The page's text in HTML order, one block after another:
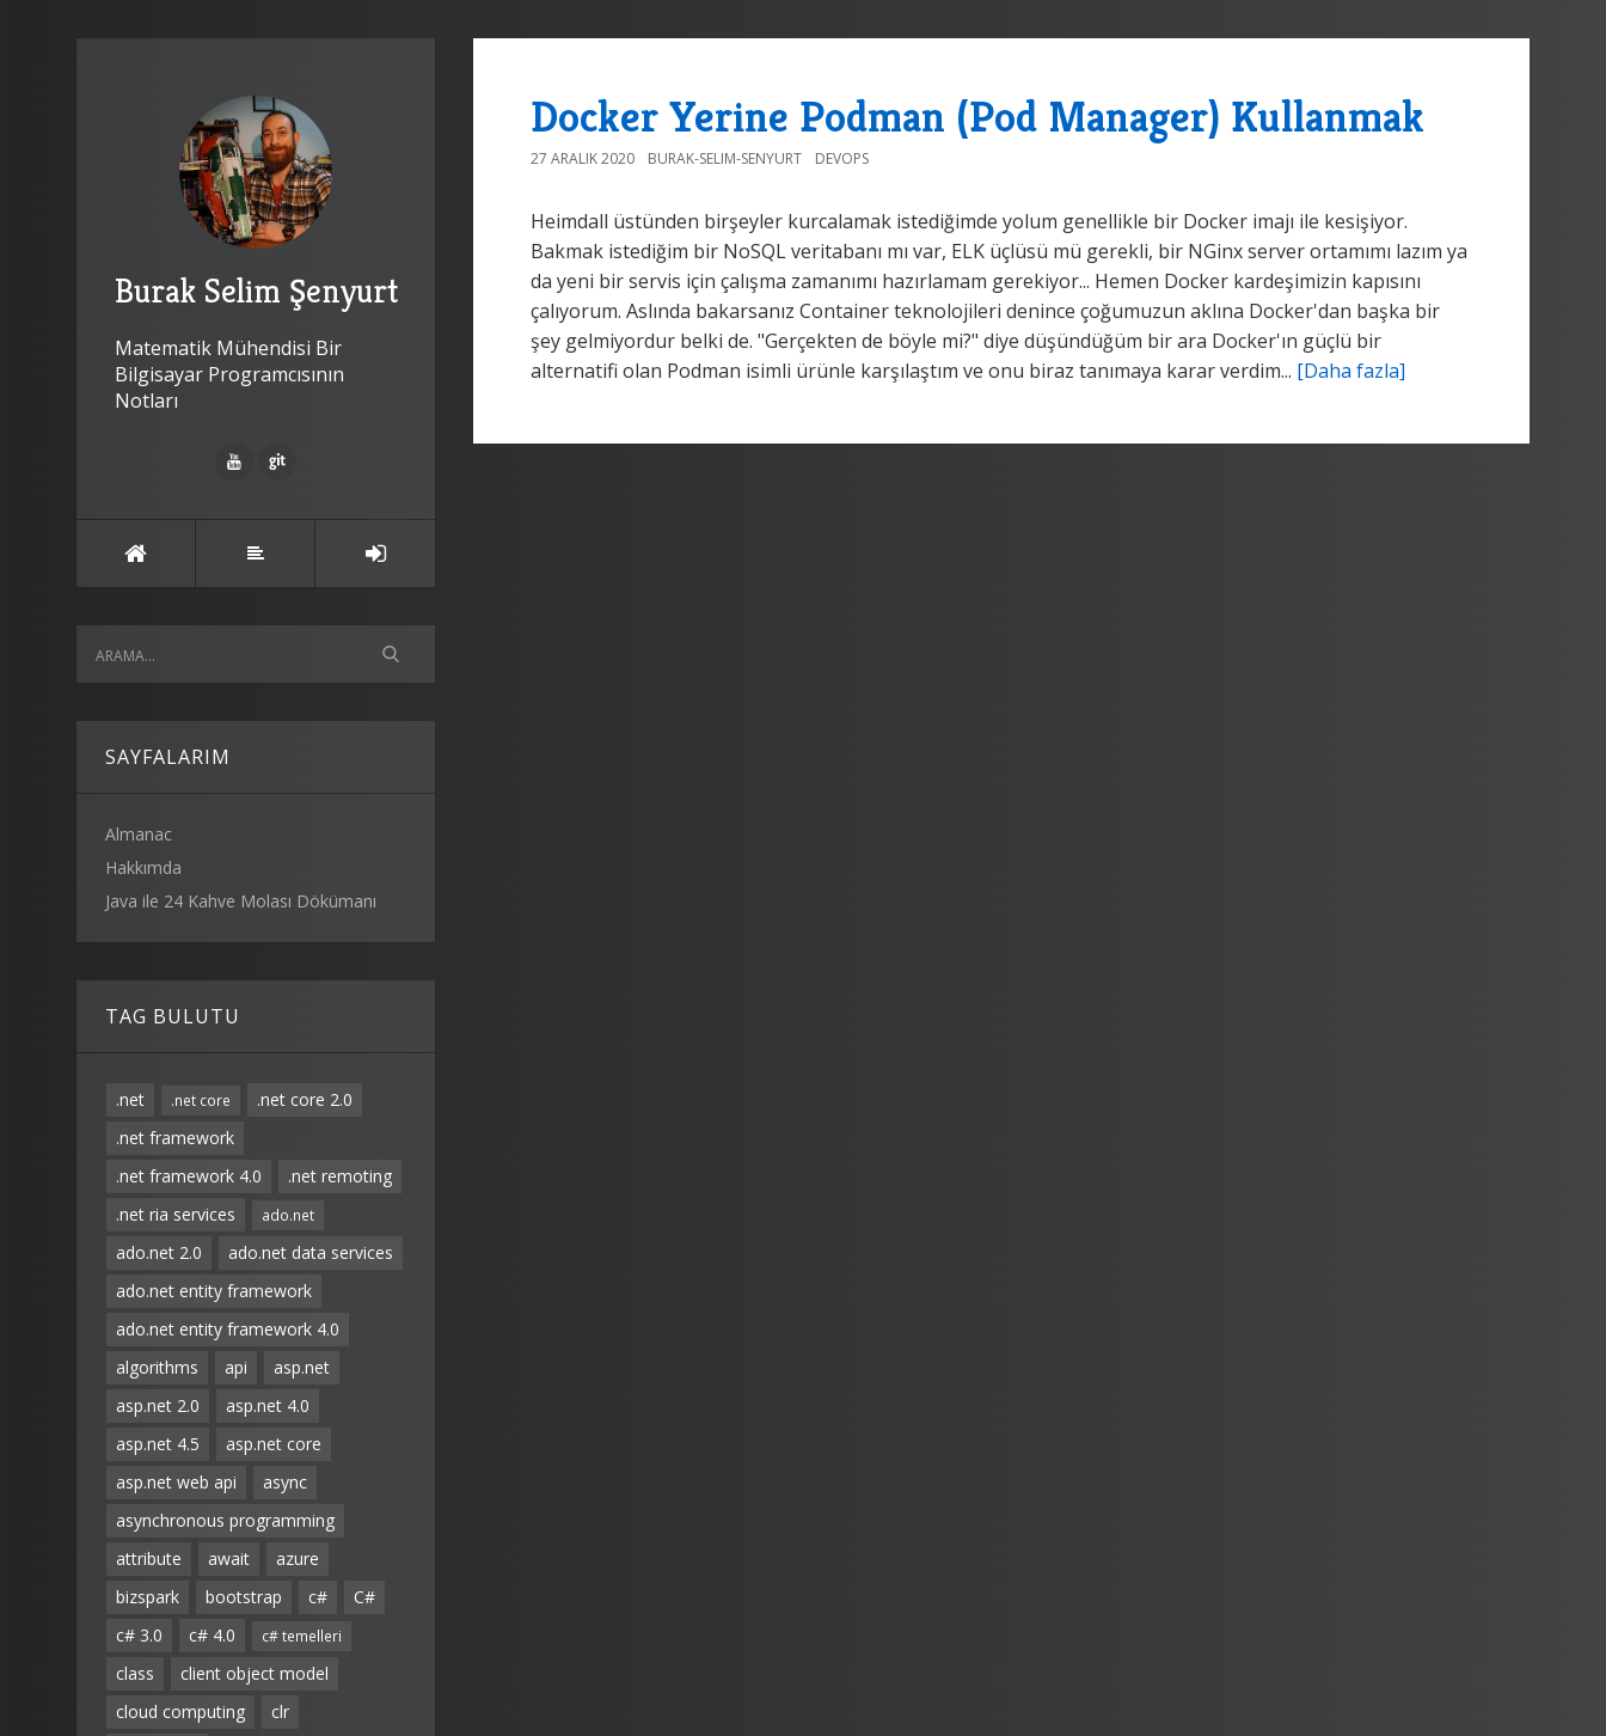
Burak Selim Şenyurt
Matematik Mühendisi Bir
Bilgisayar Programcısının
Notları
SAYFALARIM
Almanac
Hakkımda
Java ile 24 Kahve Molası Dökümanı
TAG BULUTU
.net .net core
.net core 2.0
.net framework
.net framework 4.0
.net remoting
.net ria services
ado.net
ado.net 2.0
ado.net data services
ado.net entity framework
ado.net entity framework 4.0
algorithms
api
asp.net
asp.net 2.0
asp.net 4.0
asp.net 4.5
asp.net core
asp.net web api
async
asynchronous programming
attribute
await
azure
bizspark
bootstrap c#
C#
c# 3.0
c# 4.0 c# temelleri
class
client object model
cloud computing
clr
Docker Yerine Podman (Pod Manager) Kullanmak
27 ARALIK 2020 BURAK-SELIM-SENYURT DEVOPS
Heimdall üstünden birşeyler kurcalamak istediğimde yolum genellikle bir Docker imajı ile kesişiyor.
Bakmak istediğim bir NoSQL veritabanı mı var, ELK üçlüsü mü gerekli, bir NGinx server ortamımı lazım ya
da yeni bir servis için çalışma zamanımı hazırlamam gerekiyor... Hemen Docker kardeşimizin kapısını
çalıyorum. Aslında bakarsanız Container teknolojileri denince çoğumuzun aklına Docker'dan başka bir
şey gelmiyordur belki de. "Gerçekten de böyle mi?" diye düşündüğüm bir ara Docker'ın güçlü bir
alternatifi olan Podman isimli ürünle karşılaştım ve onu biraz tanımaya karar verdim... [Daha fazla]